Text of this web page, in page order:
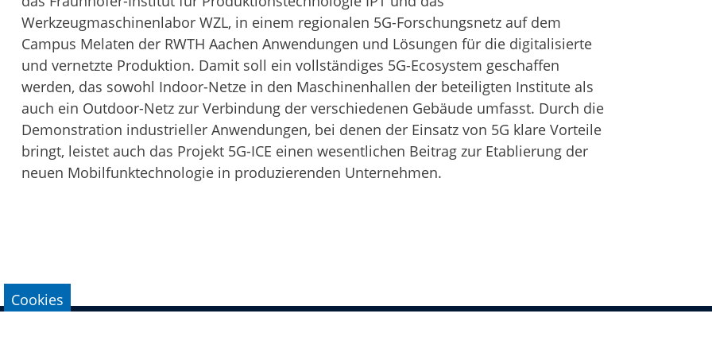
Werkzeugmaschinenlabor WZL, in einem regionalen 5G-Forschungsnetz auf dem
Campus Melaten der RWTH Aachen Anwendungen und Lösungen für die digitalisierte
und vernetzte Produktion. Damit soll ein vollständiges 5G-Ecosystem geschaffen
werden, das sowohl Indoor-Netze in den Maschinenhallen der beteiligten Institute als
auch ein Outdoor-Netz zur Verbindung der verschiedenen Gebäude umfasst. Durch die
Demonstration industrieller Anwendungen, bei denen der Einsatz von 5G klare Vorteile
bringt, leistet auch das Projekt 5G-ICE einen wesentlichen Beitrag zur Etablierung der
neuen Mobilfunktechnologie in produzierenden Unternehmen.
Cookies